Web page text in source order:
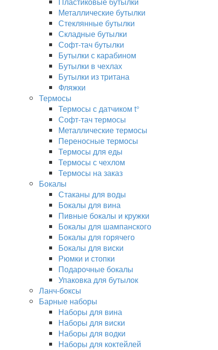
Металлические бутылки
Стеклянные бутылки
Складные бутылки
Софт-тач бутылки
Бутылки с карабином
Бутылки в чехлах
Бутылки из тритана
Фляжки
Термосы
Термосы с датчиком t°
Софт-тач термосы
Металлические термосы
Переносные термосы
Термосы для еды
Термосы с чехлом
Термосы на заказ
Бокалы
Стаканы для воды
Бокалы для вина
Пивные бокалы и кружки
Бокалы для шампанского
Бокалы для горячего
Бокалы для виски
Рюмки и стопки
Подарочные бокалы
Упаковка для бутылок
Ланч-боксы
Барные наборы
Наборы для вина
Наборы для виски
Наборы для водки
Наборы для коктейлей